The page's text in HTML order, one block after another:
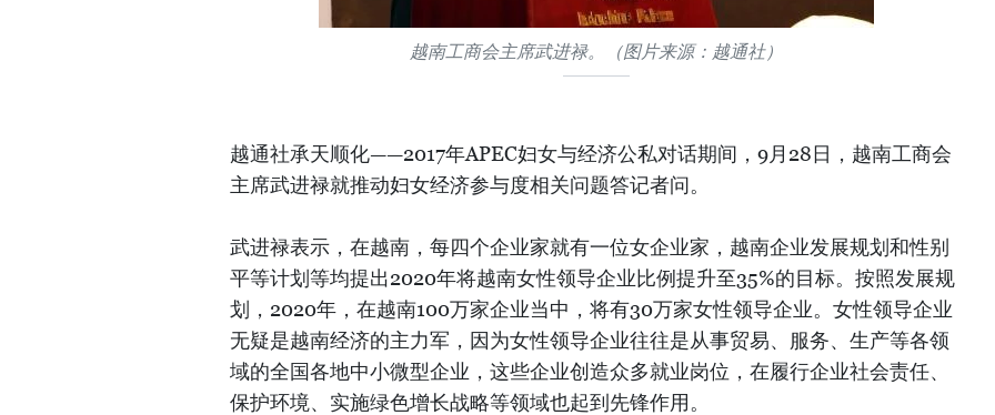
越南工商会主席武进禄。（图片来源：越通社）
越通社承天顺化——2017年APEC妇女与经济公私对话期间，9月28日，越南工商会
主席武进禄就推动妇女经济参与度相关问题答记者问。
武进禄表示，在越南，每四个企业家就有一位女企业家，越南企业发展规划和性别
平等计划等均提出2020年将越南女性领导企业比例提升至35%的目标。按照发展规
划，2020年，在越南100万家企业当中，将有30万家女性领导企业。女性领导企业
无疑是越南经济的主力军，因为女性领导企业往往是从事贸易、服务、生产等各领
域的全国各地中小微型企业，这些企业创造众多就业岗位，在履行企业社会责任、
保护环境、实施绿色增长战略等领域也起到先锋作用。